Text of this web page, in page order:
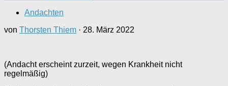
Andachten
von Thorsten Thiem · 28. März 2022
(Andacht erscheint zurzeit, wegen Krankheit nicht
regelmäßig)